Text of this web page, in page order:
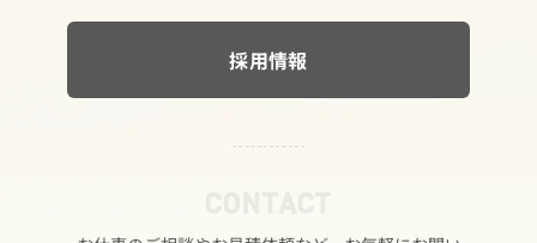
採用情報